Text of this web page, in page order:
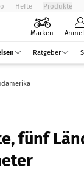
Hefte Produkte
Marken
Ratgeber
fünf